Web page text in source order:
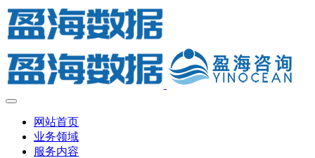
网站首页
业务领域
服务内容